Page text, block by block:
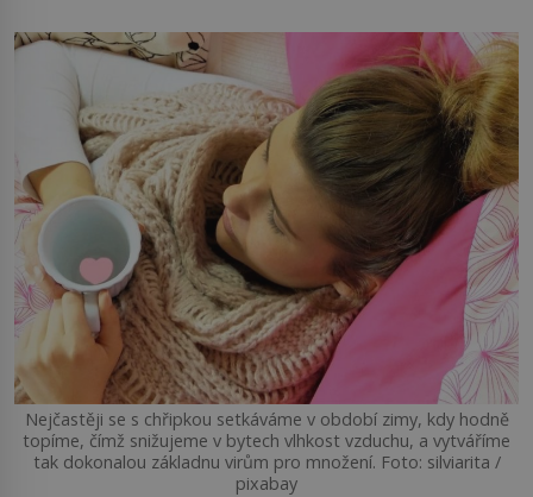
Nejčastěji se s chřipkou setkáváme v období zimy, kdy hodně
topíme, čímž snižujeme v bytech vlhkost vzduchu, a vytváříme
tak dokonalou základnu virům pro množení. Foto: silviarita /
pixabay